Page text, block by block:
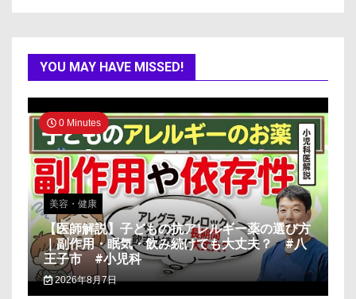
YOU MAY HAVE MISSED!
0 Minutes
美容・健康
【医師解説】子どもの抗アレルギー薬の選び方
｜副作用・眠気・飲み続けても大丈夫？ #八
王子市 #小児科
2026年8月7日